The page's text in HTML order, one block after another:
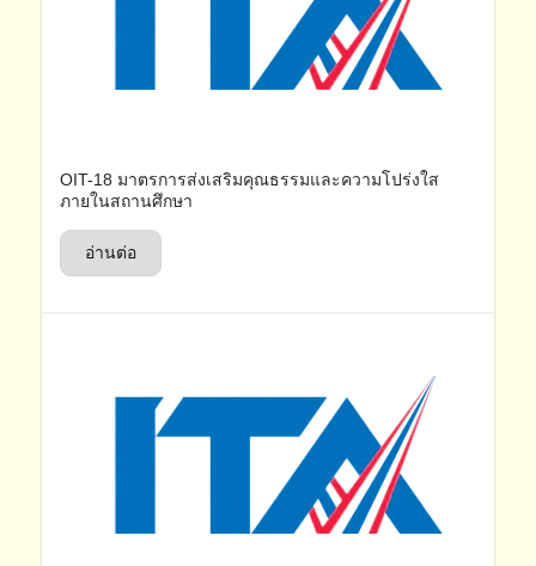
OIT-18 มาตรการส่งเสริมคุณธรรมและความโปร่งใส
ภายในสถานศึกษา
อ่านต่อ